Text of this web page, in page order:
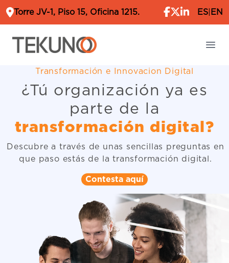
Torre JV-1, Piso 15, Oficina 1215. ES EN
Your Company
Transformación e Innovacion Digital
¿Tú organización ya es
parte de la
transformación digital?
Descubre a través de unas sencillas preguntas en
que paso estás de la transformación digital.
Contesta aquí